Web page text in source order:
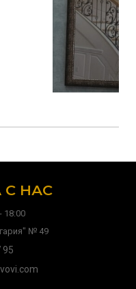
С НАС
18:00
№ 49
95